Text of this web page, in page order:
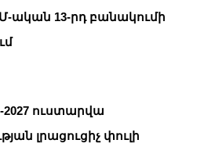
ական 13-րդ բանակումի
2027 ուստարվա
լրացուցիչ փուլի